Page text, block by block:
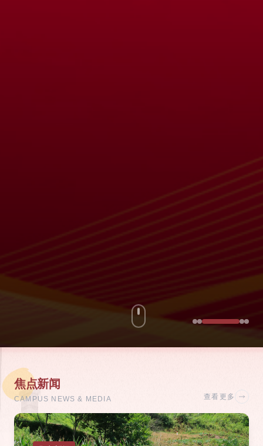
焦点新闻
CAMPUS NEWS & MEDIA 查看更多